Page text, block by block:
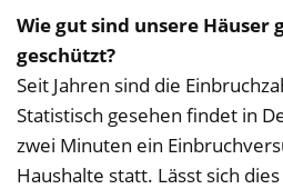
Wie gut sind unsere Häuser
geschützt?
Seit Jahren sind die
Statistisch gesehen findet in
zwei Minuten ein
Haushalte statt. Lässt sich